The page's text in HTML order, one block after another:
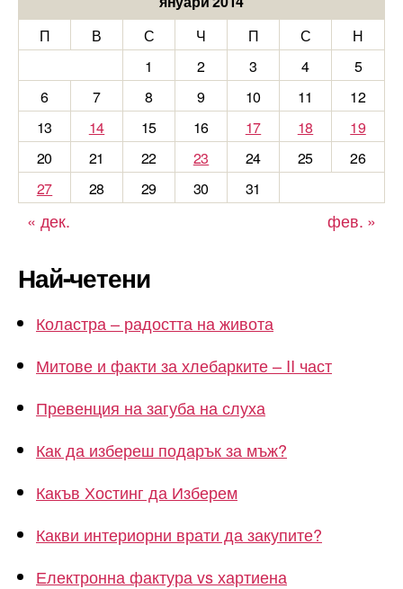
П
В С Ч П С
Н
1
2 3 4
5
6
7 8 9 10 11
12
13
14 15 16 17 18
19
20
21 22 23 24 25
26
27
28 29 30 31
« дек. фев. »
Най-четени
Коластра – радостта на живота
Митове и факти за хлебарките – II част
Превенция на загуба на слуха
Как да избереш подарък за мъж?
Какъв Хостинг да Изберем
Какви интериорни врати да закупите?
Електронна фактура vs хартиена